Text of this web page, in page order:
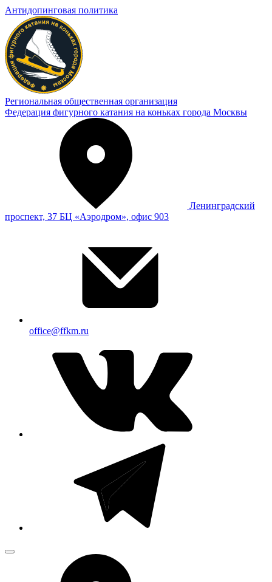
Антидопинговая политика
Региональная общественная организация
Федерация фигурного катания на коньках города Москвы
Ленинградский
проспект, 37 БЦ «Аэродром», офис 903
office@ffkm.ru